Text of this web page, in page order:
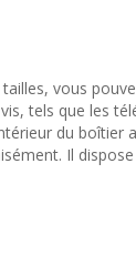
vous
tels que les
du boîtier
Il